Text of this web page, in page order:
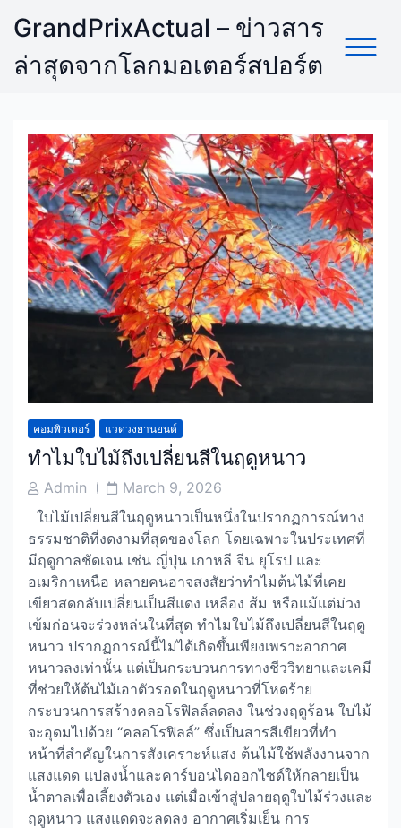
content
GrandPrixActual – ข่าวสาร
ล่าสุดจากโลกมอเตอร์สปอร์ต
คอมพิวเตอร์ แวดวงยานยนต์
ทำไมใบไม้ถึงเปลี่ยนสีในฤดูหนาว
PostAdmin
PostMarch 9, 2026
ใบไม้เปลี่ยนสีในฤดูหนาวเป็นหนึ่งในปรากฏการณ์ทาง
ธรรมชาติที่งดงามที่สุดของโลก โดยเฉพาะในประเทศที่
มีฤดูกาลชัดเจน เช่น ญี่ปุ่น เกาหลี จีน ยุโรป และ
อเมริกาเหนือ หลายคนอาจสงสัยว่าทำไมต้นไม้ที่เคย
เขียวสดกลับเปลี่ยนเป็นสีแดง เหลือง ส้ม หรือแม้แต่ม่วง
เข้มก่อนจะร่วงหล่นในที่สุด ทำไมใบไม้ถึงเปลี่ยนสีในฤดู
หนาว ปรากฏการณ์นี้ไม่ได้เกิดขึ้นเพียงเพราะอากาศ
หนาวลงเท่านั้น แต่เป็นกระบวนการทางชีววิทยาและเคมี
ที่ช่วยให้ต้นไม้เอาตัวรอดในฤดูหนาวที่โหดร้าย
กระบวนการสร้างคลอโรฟิลล์ลดลง ในช่วงฤดูร้อน ใบไม้
จะอุดมไปด้วย “คลอโรฟิลล์” ซึ่งเป็นสารสีเขียวที่ทำ
หน้าที่สำคัญในการสังเคราะห์แสง ต้นไม้ใช้พลังงานจาก
แสงแดด แปลงน้ำและคาร์บอนไดออกไซด์ให้กลายเป็น
น้ำตาลเพื่อเลี้ยงตัวเอง แต่เมื่อเข้าสู่ปลายฤดูใบไม้ร่วงและ
ฤดูหนาว แสงแดดจะลดลง อากาศเริ่มเย็น การ